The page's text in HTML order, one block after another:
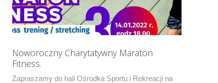
Noworoczny Charytatywny Maraton
Fitness.
Zapraszamy do hali Ośrodka Sportu i Rekreacji na